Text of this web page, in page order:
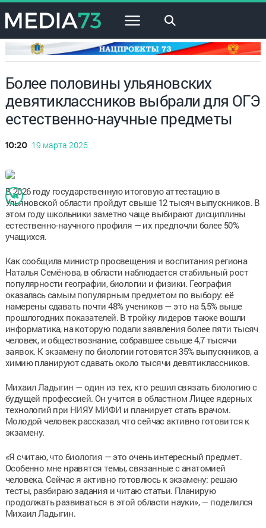
×
Более половины ульяновских
девятиклассников выбрали для ОГЭ
естественно-научные предметы
10:20 19 марта 2026
В 2026 году государственную итоговую аттестацию в
Ульяновской области пройдут свыше 12 тысяч выпускников. В
этом году школьники заметно чаще выбирают дисциплины
естественно-научного профиля — их предпочли более 50%
учащихся.
Как сообщила министр просвещения и воспитания региона
Наталья Семёнова, в области наблюдается стабильный рост
популярности географии, биологии и физики. География
оказалась самым популярным предметом по выбору: её
намерены сдавать почти 48% учеников — это на 5,5% выше
прошлогодних показателей. В тройку лидеров также вошли
информатика, на которую подали заявления более пяти тысяч
человек, и обществознание, собравшее свыше 4,7 тысячи
заявок. К экзамену по биологии готовятся 35% выпускников, а
химию планируют сдавать около тысячи девятиклассников.
Михаил Ладыгин — один из тех, кто решил связать биологию с
будущей профессией. Он учится в областном Лицее ядерных
технологий при НИЯУ МИФИ и планирует стать врачом.
Молодой человек рассказал, что сейчас активно готовится к
экзамену.
«Я считаю, что биология — это очень интересный предмет.
Особенно мне нравятся темы, связанные с анатомией
человека. Сейчас я активно готовлюсь к экзамену: решаю
тесты, разбираю задания и читаю статьи. Планирую
продолжать развиваться в этой области науки», — поделился
Михаил Ладыгин.